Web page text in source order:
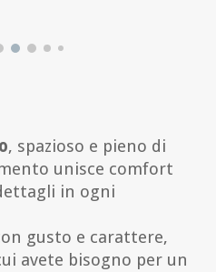
, spazioso e pieno di
unisce comfort
in ogni
gusto e carattere,
avete bisogno per un